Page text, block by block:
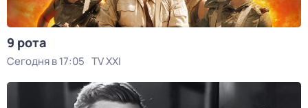
9 рота
Сегодня в 17:05 TV XXI